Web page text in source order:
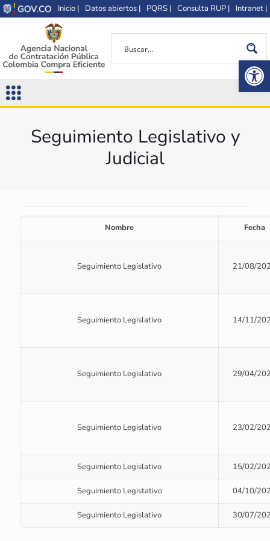
Inicio | Datos abiertos | PQRS | Consulta RUP | Intranet |
Seguimiento Legislativo y
Judicial
Nombre Fecha
Seguimiento Legislativo 21/08/
Seguimiento Legislativo 14/11/
Seguimiento Legislativo 29/04/
Seguimiento Legislativo 23/02/
Seguimiento Legislativo 15/02/
Seguimiento Legistativo 04/10/
Seguimiento Legislativo 30/07/